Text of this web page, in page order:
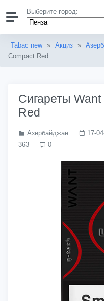
Выберите город:
Tabac new » Акциз »
Compact Red
Сигареты
Red
Азербайджан 17-
363
0